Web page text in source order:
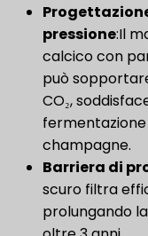
pressione:Il
calcico con
può
CO₂,
champagne.
Barriera di
scuro filtra
prolungando